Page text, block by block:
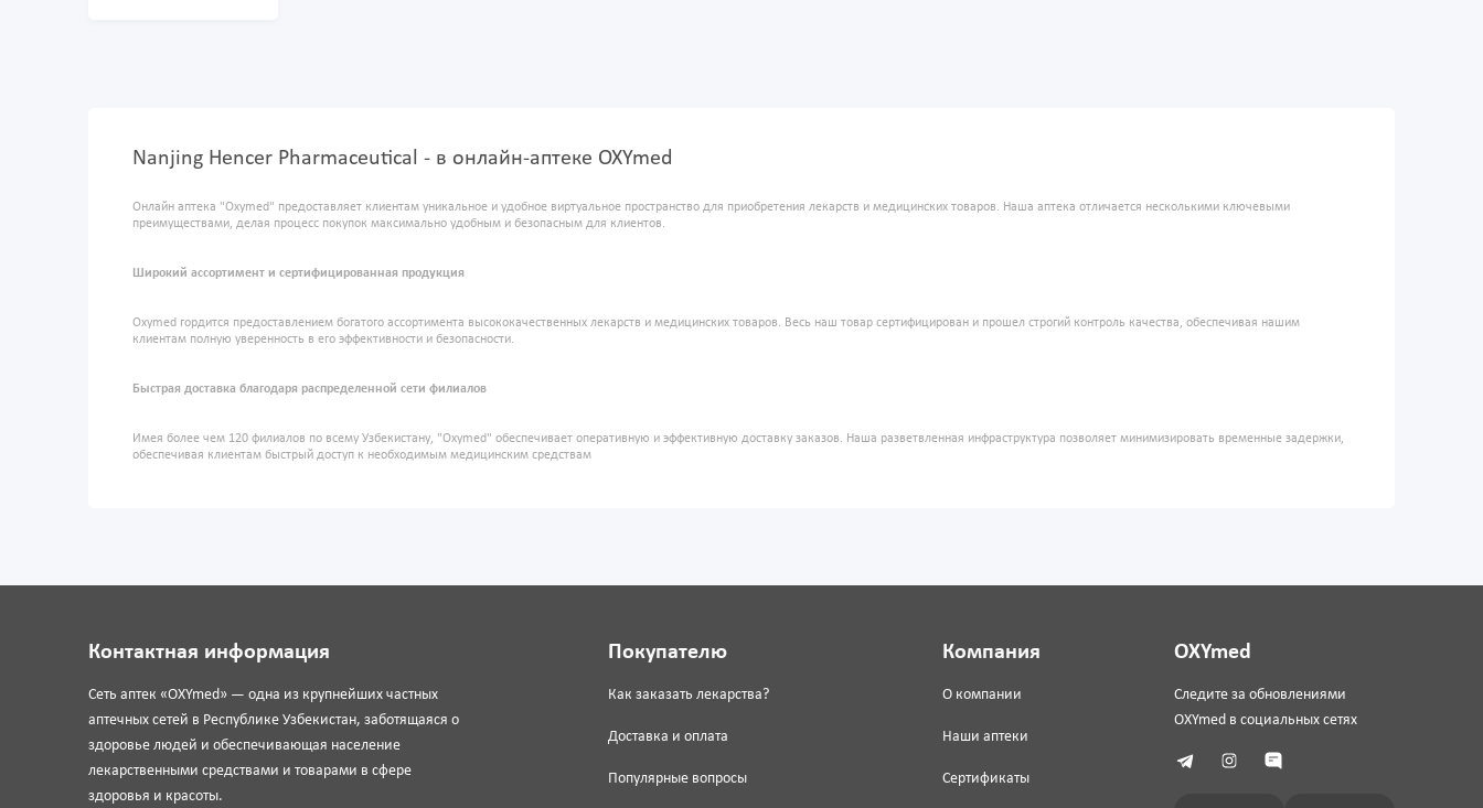
Nanjing Hencer Pharmaceutical - в онлайн-аптеке OXYmed
Онлайн аптека "Oxymed" предоставляет клиентам уникальное и удобное виртуальное пространство для приобретения лекарств и медицинских товаров. Наша аптека отличается несколькими ключевыми
преимуществами, делая процесс покупок максимально удобным и безопасным для клиентов.
Широкий ассортимент и сертифицированная продукция
Oxymed гордится предоставлением богатого ассортимента высококачественных лекарств и медицинских товаров. Весь наш товар сертифицирован и прошел строгий контроль качества, обеспечивая нашим
клиентам полную уверенность в его эффективности и безопасности.
Быстрая доставка благодаря распределенной сети филиалов
Имея более чем 120 филиалов по всему Узбекистану, "Oxymed" обеспечивает оперативную и эффективную доставку заказов. Наша разветвленная инфраструктура позволяет минимизировать временные задержки,
обеспечивая клиентам быстрый доступ к необходимым медицинским средствам
Контактная информация
Сеть аптек «OXYmed» — одна из крупнейших частных
аптечных сетей в Республике Узбекистан, заботящаяся о
здоровье людей и обеспечивающая население
лекарственными средствами и товарами в сфере
здоровья и красоты.
Покупателю
Как заказать лекарства?
Доставка и оплата
Популярные вопросы
Компания
О компании
Наши аптеки
Сертификаты
OXYmed
Следите за обновлениями
OXYmed в социальных сетях